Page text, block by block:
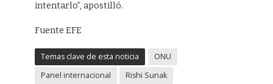
intentarlo”, apostilló.
Fuente EFE
Temas clave de esta noticia
ONU
Panel internacional
Rishi Sunak